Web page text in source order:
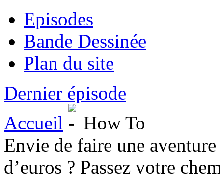
Episodes
Bande Dessinée
Plan du site
Dernier épisode
Accueil
How To
Envie de faire une
d’euros ? Passez votre